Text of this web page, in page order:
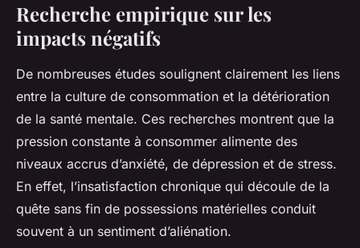
Recherche empirique sur les
impacts négatifs
De nombreuses études soulignent clairement les liens
entre la culture de consommation et la détérioration
de la santé mentale. Ces recherches montrent que la
pression constante à consommer alimente des
niveaux accrus d’anxiété, de dépression et de stress.
En effet, l’insatisfaction chronique qui découle de la
quête sans fin de possessions matérielles conduit
souvent à un sentiment d’aliénation.